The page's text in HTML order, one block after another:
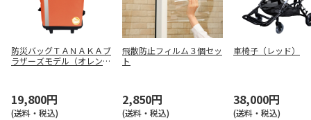
防災バッグＴＡＮＡＫＡブ
ラザーズモデル（オレン
19,800円
(送料・税込)
飛散防止フィルム３個セッ
ト
2,850円
(送料・税込)
車椅子（レッド）
38,000円
(送料・税込)